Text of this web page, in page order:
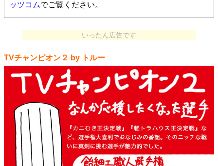
ッツコムでご覧ください。
いったん広告です
TVチャンピオン２ by トルー